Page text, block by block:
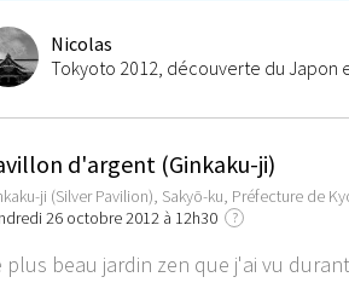
Nicolas
Tokyoto 2012, découverte du Japon
d'argent (Ginkaku-ji)
ji (Silver Pavilion), Sakyō-ku, Préfecture de
26 octobre 2012 à 12h30
?
plus beau jardin zen que j'ai vu